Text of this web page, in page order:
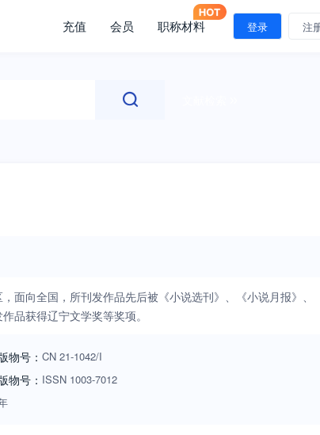
充值 会员 职称材料 登录 注
面向全国，所刊发作品先后被《小说选刊》、《小说月报》、
品获得辽宁文学奖等奖项。
物号： CN 21-1042/I
物号 ： ISSN 1003-7012